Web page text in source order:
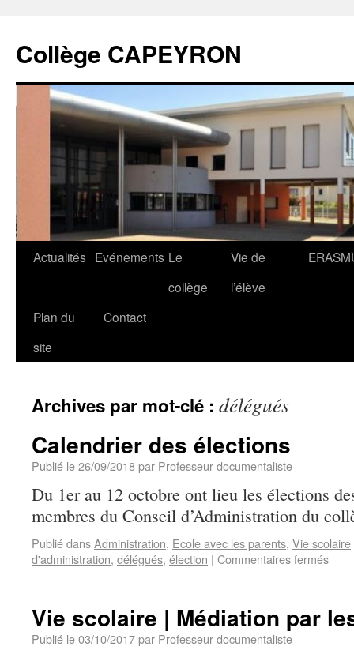
Collège CAPEYRON
Actualités Evénements Le
collège
Vie de
l’élève
Plan du
site
Contact
Archives par mot-clé : délégués
Calendrier des élections
Publié le26/09/2018par Professeur documentaliste
Du 1er au 12 octobre ont lieu les élections
membres du Conseil d’Administration du
Publié dansAdministration, Ecole avec les parents, Vie scolaire
d'administration, délégués, élection | Commentaires fermés
Vie scolaire | Médiation par
Publié le03/10/2017par Professeur documentaliste